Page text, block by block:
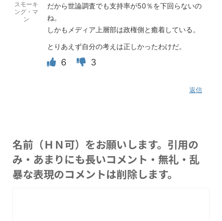
スモーキ
ング・マ
ン
だから世論調査でも支持率が50％を下回らないの
ね。
しかもメディア上層部は政権側と癒着している。
とりあえず自分の考えは正しかったわけだ。
6 3
返信
名前（ＨＮ可）をお願いします。引用の
み・あまりにも長いコメント・無礼・乱
暴な表現のコメントは削除します。